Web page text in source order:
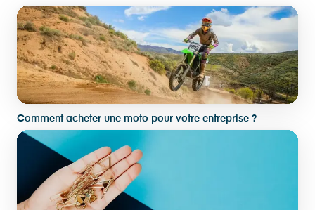
Comment acheter une moto pour votre entreprise ?